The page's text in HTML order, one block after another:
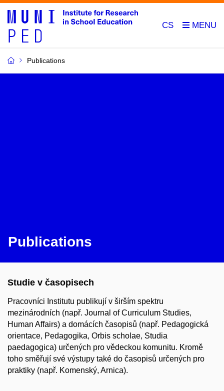
CS
Publications
Publications
Studie v časopisech
Pracovníci Institutu publikují v širším spektru
mezinárodních (např. Journal of Curriculum Studies,
Human Affairs) a domácích časopisů (např. Pedagogická
orientace, Pedagogika, Orbis scholae, Studia
paedagogica) určených pro vědeckou komunitu. Kromě
toho směřují své výstupy také do časopisů určených pro
praktiky (např. Komenský, Arnica).